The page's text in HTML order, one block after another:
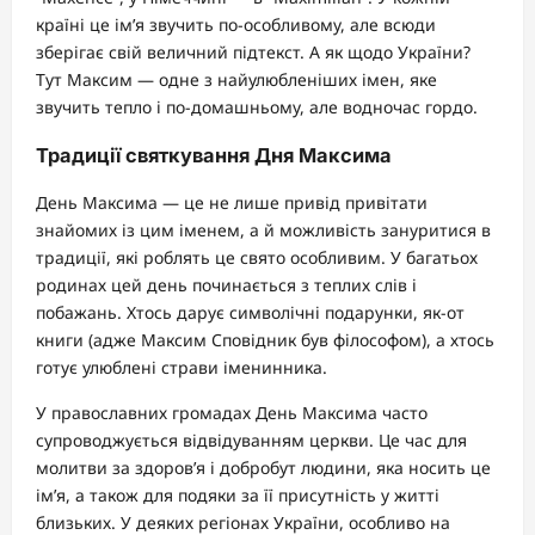
країні це ім’я звучить по-особливому, але всюди
зберігає свій величний підтекст. А як щодо України?
Тут Максим — одне з найулюбленіших імен, яке
звучить тепло і по-домашньому, але водночас гордо.
Традиції святкування Дня Максима
День Максима — це не лише привід привітати
знайомих із цим іменем, а й можливість зануритися в
традиції, які роблять це свято особливим. У багатьох
родинах цей день починається з теплих слів і
побажань. Хтось дарує символічні подарунки, як-от
книги (адже Максим Сповідник був філософом), а хтось
готує улюблені страви іменинника.
У православних громадах День Максима часто
супроводжується відвідуванням церкви. Це час для
молитви за здоров’я і добробут людини, яка носить це
ім’я, а також для подяки за її присутність у житті
близьких. У деяких регіонах України, особливо на